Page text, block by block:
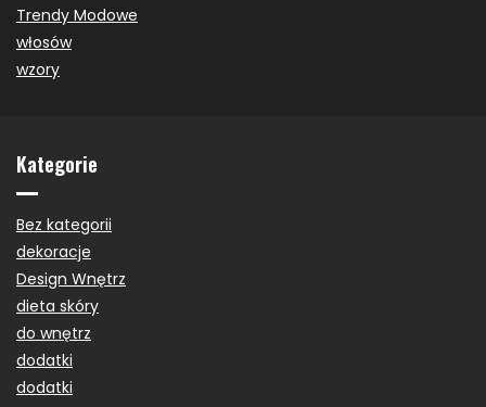
Trendy Modowe
włosów
wzory
Kategorie
Bez kategorii
dekoracje
Design Wnętrz
dieta skóry
do wnętrz
dodatki
dodatki